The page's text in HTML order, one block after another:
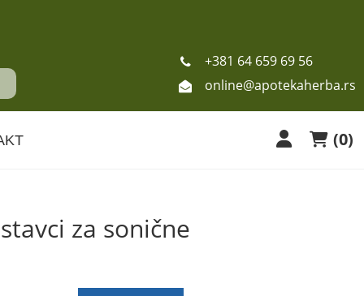
(0)
+381 64 659 69 56
online@apotekaherba.rs
za sonične